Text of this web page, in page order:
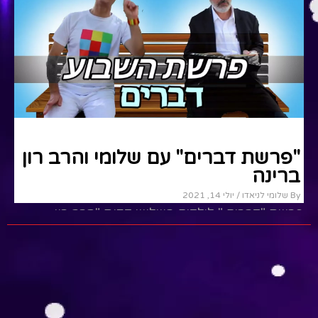
"פרשת דברים" עם שלומי והרב רון
ברינה
By שלומי לניאדו / יולי 14, 2021
פרשת "דברים " לילדים בשלוש דקות "הרב רון